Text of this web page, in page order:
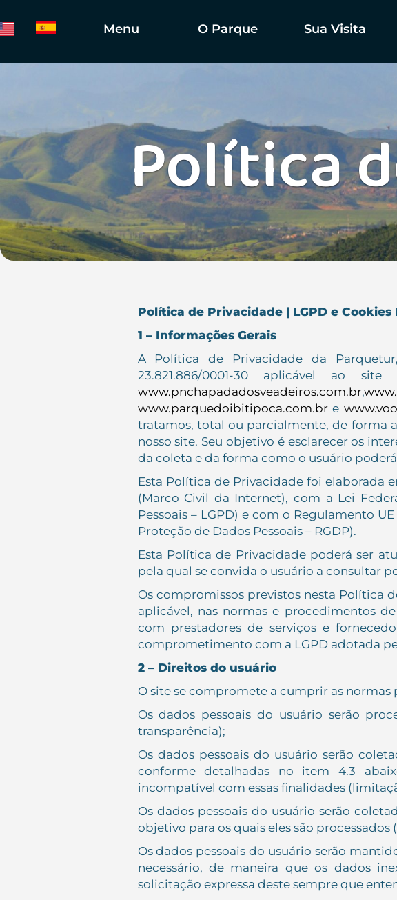
Menu O Parque Sua Visita
Política
Política de Privacidade | LGPD e
1 – Informações Gerais
A Política de Privacidade da Parquetur,
23.821.886/0001-30 aplicável ao site
www.pnchapadadosveadeiros.com.br,
www.parquedoibitipoca.com.bre
tratamos, total ou parcialmente, de forma
nosso site. Seu objetivo é esclarecer os
da coleta e da forma como o usuário
Esta Política de Privacidade foi elaborada
(Marco Civil da Internet), com a Lei
Pessoais – LGPD) e com o Regulamento
Proteção de Dados Pessoais – RGDP).
Esta Política de Privacidade poderá ser
pela qual se convida o usuário a consultar
Os compromissos previstos nesta Política
aplicável, nas normas e procedimentos
com prestadores de serviços e
comprometimento com a LGPD adotada
2 – Direitos do usuário
O site se compromete a cumprir as normas
Os dados pessoais do usuário serão
transparência);
Os dados pessoais do usuário serão
conforme detalhadas no item 4.3
incompatível com essas finalidades
Os dados pessoais do usuário serão
objetivo para os quais eles são
Os dados pessoais do usuário serão
necessário, de maneira que os dados
solicitação expressa deste sempre que